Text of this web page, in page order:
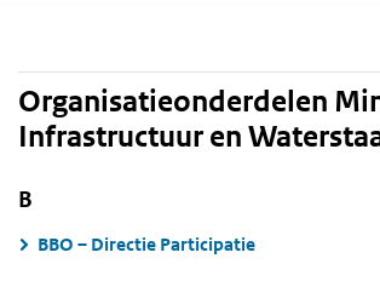
Avgregisterrijksoverheid.nl
Organisatieonderdelen
Infrastructuur en
B
BBO – Directie Participatie